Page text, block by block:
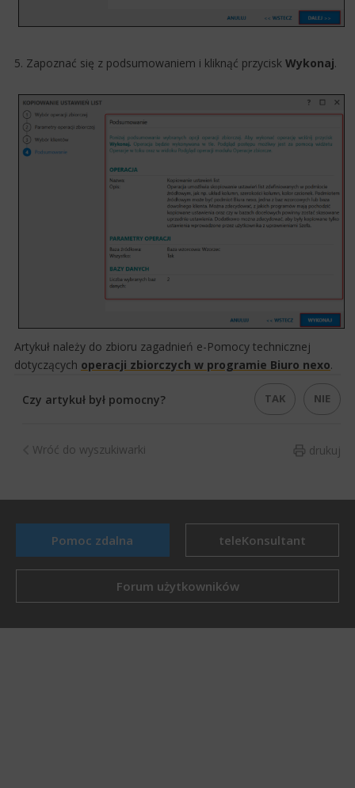
5. Zapoznać się z podsumowaniem i kliknąć przycisk Wykonaj.
Artykuł należy do zbioru zagadnień e-Pomocy technicznej
dotyczących operacji zbiorczych w programie Biuro nexo​.​​
Czy artykuł był pomocny? TAK NIE
drukuj
Wróć do wyszukiwarki
Pomoc zdalna teleKonsultant
Forum użytkowników